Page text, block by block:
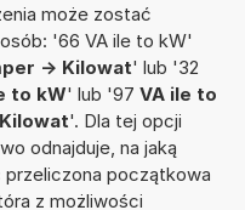
może zostać
'66 VA ile to kW'
-> Kilowat' lub '32
to kW' lub '97 VA ile to
'. Dla tej opcji
odnajduje, na jaką
początkowa
z możliwości